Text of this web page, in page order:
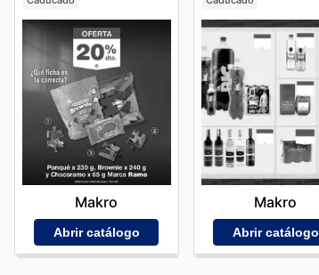
Makro
Abrir catálogo
Makro
Abrir catálogo